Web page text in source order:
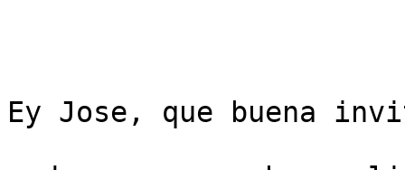
Ey Jose, que buena